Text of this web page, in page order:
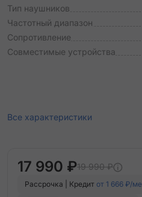
Тип наушников
Частотный диапазон
Сопротивление
Совместимые устройства
Все характеристики
17 990 ₽19 990 ₽
Рассрочка | Кредит от 1 666 ₽/